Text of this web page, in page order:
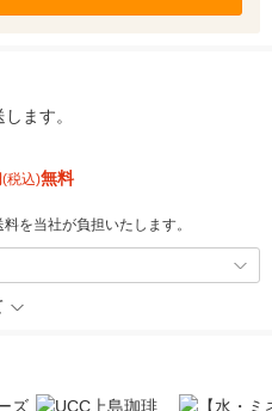
ます。
(税込)無料
を当社が負担いたします。